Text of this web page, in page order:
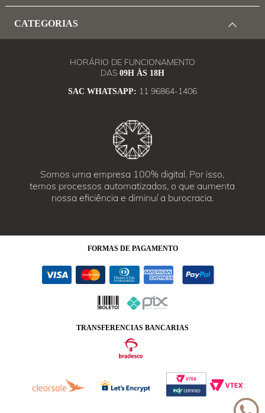
CATEGORIAS
HORÁRIO DE FUNCIONAMENTO
DAS 09H ÀS 18H
SAC WHATSAPP: 11 96864-1406
Somos uma empresa 100% digital. Por isso,
temos processos automatizados, o que aumenta
nossa eficiência e diminuí a burocracia.
FORMAS DE PAGAMENTO
TRANSFERENCIAS BANCARIAS